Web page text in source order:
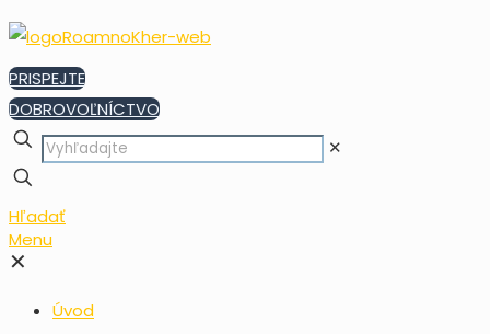
PRISPEJTE
DOBROVOĽNÍCTVO
✕
Hľadať
Menu
✕
Úvod